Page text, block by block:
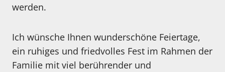
werden.
Ich wünsche Ihnen wunderschöne Feiertage,
ein ruhiges und friedvolles Fest im Rahmen der
Familie mit viel berührender und